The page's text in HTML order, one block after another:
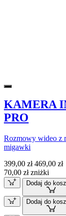
KAMERA
PRO
Rozmowy wideo z
migawki
399,00 zł 469,00 zł
70,00 zł zniżki
Dodaj do
Dodaj do